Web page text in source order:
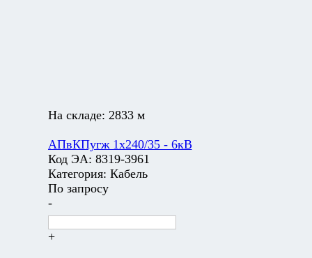
На складе: 2833 м
АПвКПугж 1х240/35 - 6кВ
Код ЭА: 8319-3961
Категория: Кабель
По запросу
-
+